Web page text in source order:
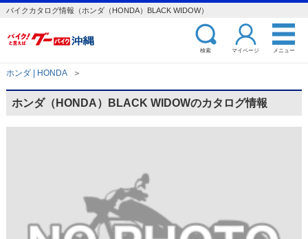
バイクカタログ情報（ホンダ（HONDA）BLACK WIDOW）
検索 マイページ メニュー
ホンダ | HONDA ＞
ホンダ（HONDA）BLACK WIDOWのカタログ情報